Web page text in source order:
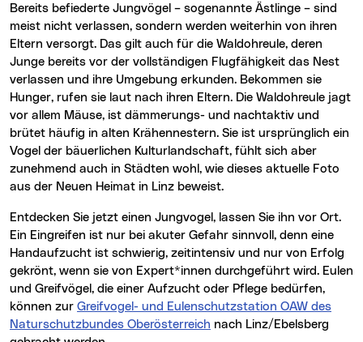
Bereits befiederte Jungvögel – sogenannte Ästlinge – sind
meist nicht verlassen, sondern werden weiterhin von ihren
Eltern versorgt. Das gilt auch für die Waldohreule, deren
Junge bereits vor der vollständigen Flugfähigkeit das Nest
verlassen und ihre Umgebung erkunden. Bekommen sie
Hunger, rufen sie laut nach ihren Eltern. Die Waldohreule jagt
vor allem Mäuse, ist dämmerungs- und nachtaktiv und
brütet häufig in alten Krähennestern. Sie ist ursprünglich ein
Vogel der bäuerlichen Kulturlandschaft, fühlt sich aber
zunehmend auch in Städten wohl, wie dieses aktuelle Foto
aus der Neuen Heimat in Linz beweist.
Entdecken Sie jetzt einen Jungvogel, lassen Sie ihn vor Ort.
Ein Eingreifen ist nur bei akuter Gefahr sinnvoll, denn eine
Handaufzucht ist schwierig, zeitintensiv und nur von Erfolg
gekrönt, wenn sie von Expert*innen durchgeführt wird. Eulen
und Greifvögel, die einer Aufzucht oder Pflege bedürfen,
können zur Greifvogel- und Eulenschutzstation OAW des
Naturschutzbundes Oberösterreich nach Linz/Ebelsberg